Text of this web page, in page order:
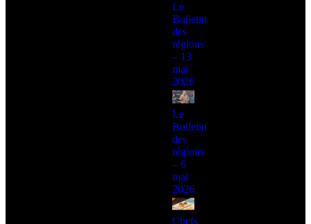
Le
Bulletin
des
régions
– 13
mai
2026
Le
Bulletin
des
régions
– 6
mai
2026
Chefs